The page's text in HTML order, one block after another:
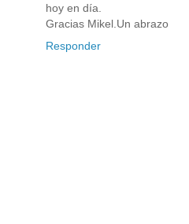
hoy en día.
Gracias Mikel.Un abrazo
Responder